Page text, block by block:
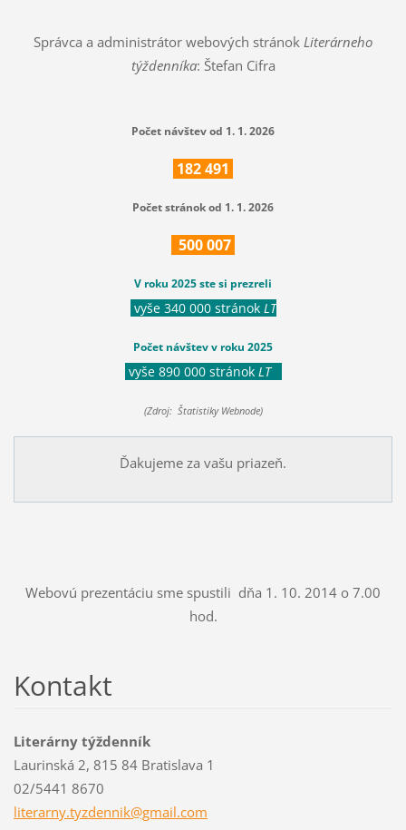
Správca a administrátor webových stránok Literárneho
týždenníka: Štefan Cifra
Počet návštev od 1. 1. 2026
182491
Počet stránok od 1. 1. 2026
500007
V roku 2025 ste si prezreli
vyše 340 000 stránok LT
Počet návštev v roku 2025
vyše 890 000 stránok LT
(Zdroj: Štatistiky Webnode)
Ďakujeme za vašu priazeň.
Webovú prezentáciu sme spustili dňa 1. 10. 2014 o 7.00
hod.
Kontakt
Literárny týždenník
Laurinská 2, 815 84 Bratislava 1
02/5441 8670
literarny.tyzdennik@gmail.com